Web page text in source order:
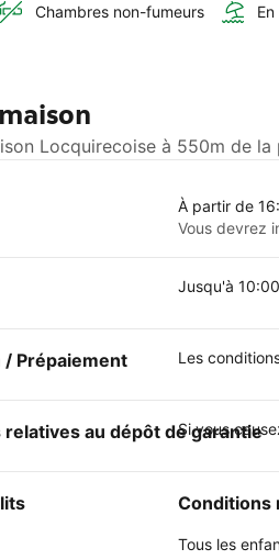
Chambres non-fumeurs
Locquirecoise à 550m de
À partir de
Vous devrez
Jusqu'à 10:00
Prépaiement Les
au dépôt de garantie
Si vous
Conditions
Tous les